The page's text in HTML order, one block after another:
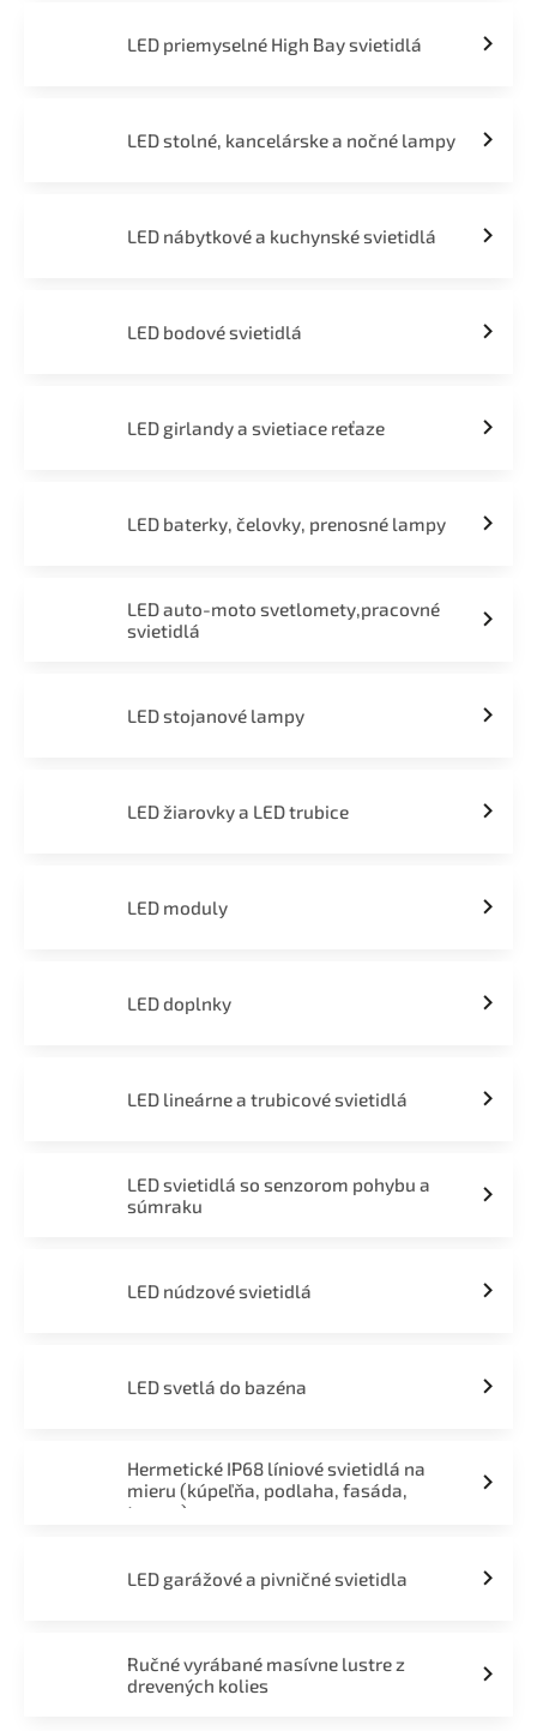
LED priemyselné High Bay svietidlá
LED stolné, kancelárske a nočné lampy
LED nábytkové a kuchynské svietidlá
LED bodové svietidlá
LED girlandy a svietiace reťaze
LED baterky, čelovky, prenosné lampy
LED auto-moto svetlomety,pracovné
svietidlá
LED stojanové lampy
LED žiarovky a LED trubice
LED moduly
LED doplnky
LED lineárne a trubicové svietidlá
LED svietidlá so senzorom pohybu a
súmraku
LED núdzové svietidlá
LED svetlá do bazéna
Hermetické IP68 líniové svietidlá na
mieru (kúpeľňa, podlaha, fasáda,
terasa)
LED garážové a pivničné svietidla
Ručné vyrábané masívne lustre z
drevených kolies